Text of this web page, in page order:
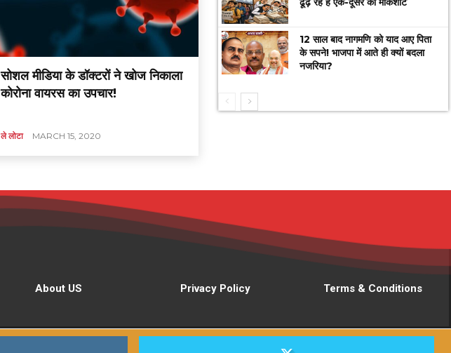
सोशल मीडिया के डॉक्टरों ने खोज निकाला
कोरोना वायरस का उपचार!
ले लोटा MARCH 15, 2020
12 साल बाद नागमणि को याद आए पिता
के सपने! भाजपा में आते ही क्यों बदला
नजरिया?
About US Privacy Policy Terms & Conditions